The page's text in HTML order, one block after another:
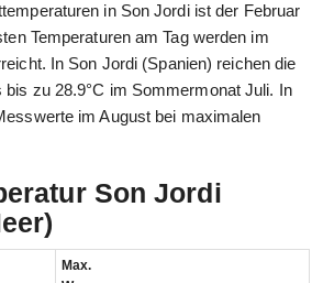
in Son Jordi ist der Februar
Temperaturen am Tag werden im
In Son Jordi (Spanien) reichen die
bis zu 28.9°C im Sommermonat Juli. In
im August bei maximalen
Son Jordi
Max.